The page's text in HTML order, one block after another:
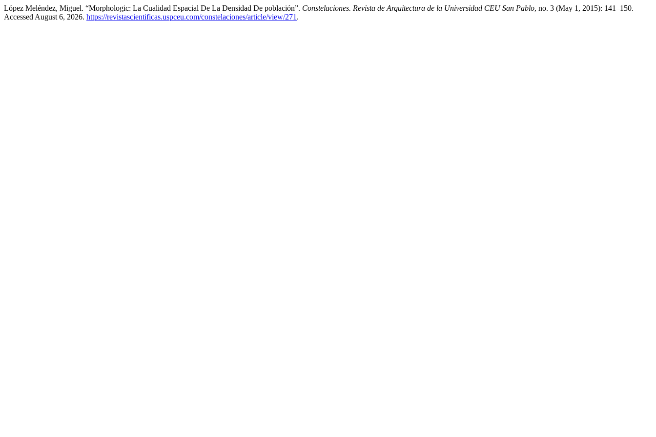
López Meléndez, Miguel. “Morphologic: La Cualidad Espacial De La Densidad De población”. Constelaciones. Revista de Arquitectura de la Universidad CEU San Pablo, no. 3 (May 1, 2015): 141–150.
Accessed August 6, 2026. https://revistascientificas.uspceu.com/constelaciones/article/view/271 .